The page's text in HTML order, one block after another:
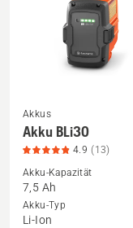
Mehr
Details
zu
Akku
BLi30
anzeigen,
Akkus
Akku BLi30
4.9 (13)
Akku-Kapazität
7,5 Ah
Akku-Typ
Li-Ion